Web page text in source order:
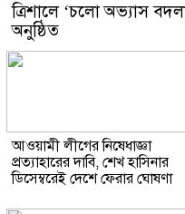
‎ত্রিশালে ‘চলো অভ্যাস
অনুষ্ঠিত
আওয়ামী লীগের নিষেধাজ্ঞা
প্রত্যাহারের দাবি, শেখ হাসিনার
ডিসেম্বরেই দেশে ফেরার ঘোষণা